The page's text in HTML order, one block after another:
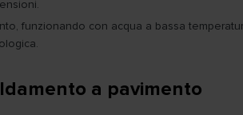
funzionando con acqua a bassa
a pavimento